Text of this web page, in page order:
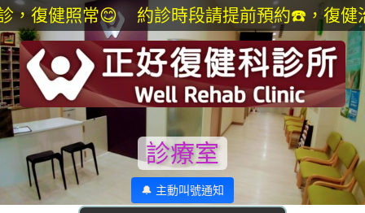
，復健照常😊 約診時段請提前預約☎️，復健
診療室
🔔 主動叫號通知